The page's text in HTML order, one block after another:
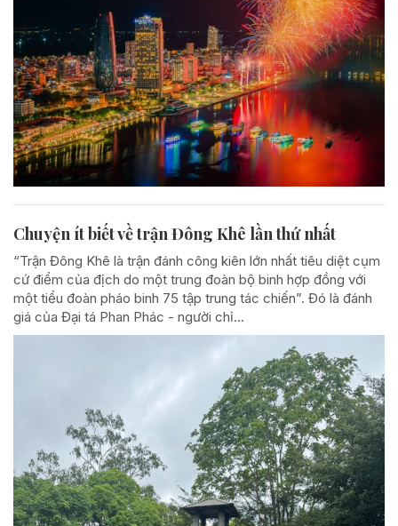
Chuyện ít biết về trận Đông Khê lần thứ nhất
“Trận Đông Khê là trận đánh công kiên lớn nhất tiêu diệt cụm
cứ điểm của địch do một trung đoàn bộ binh hợp đồng với
một tiểu đoàn pháo binh 75 tập trung tác chiến”. Đó là đánh
giá của Đại tá Phan Phác - người chỉ...